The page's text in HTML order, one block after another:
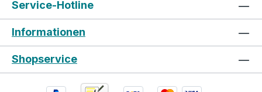
Service-Hotline
Informationen
Shopservice